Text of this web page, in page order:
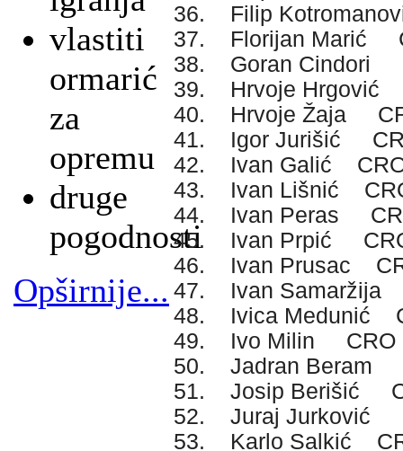
vlastiti
ormarić
za
opremu
druge
pogodnosti
Opširnije...
36. Filip
37. Florijan Marić
38. Goran Cindori
39. Hrvoje Hrgović
40. Hrvoje Žaja
41. Igor Jurišić
42. Ivan Galić
43. Ivan Lišnić
44. Ivan Peras
45. Ivan Prpić
46. Ivan Prusac
47. Ivan Samaržija
48. Ivica Medunić
49. Ivo Milin CRO
50. Jadran Beram
51. Josip Berišić
52. Juraj Jurković
53. Karlo Salkić